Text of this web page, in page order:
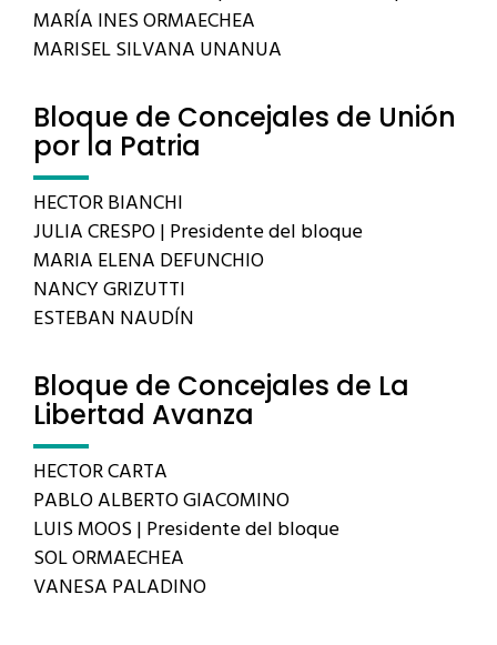
MARÍA INES ORMAECHEA
MARISEL SILVANA UNANUA
Bloque de Concejales de Unión
por la Patria
HECTOR BIANCHI
JULIA CRESPO | Presidente del bloque
MARIA ELENA DEFUNCHIO
NANCY GRIZUTTI
ESTEBAN NAUDÍN
Bloque de Concejales de La
Libertad Avanza
HECTOR CARTA
PABLO ALBERTO GIACOMINO
LUIS MOOS | Presidente del bloque
SOL ORMAECHEA
VANESA PALADINO